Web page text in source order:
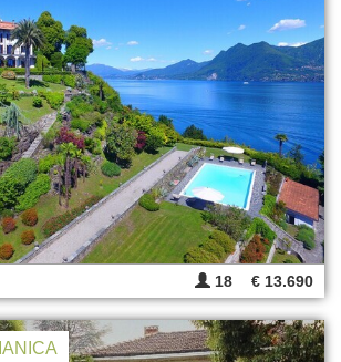
18 € 13.690